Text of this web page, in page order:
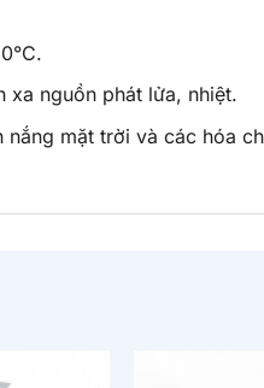
xa nguồn phát lửa, nhiệt.
mặt trời và các hóa